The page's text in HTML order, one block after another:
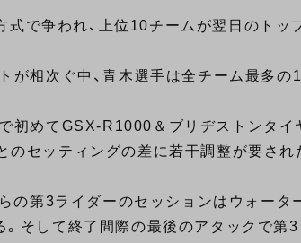
で争われ、上位10チームが翌日のト
が相次ぐ中、青木選手は全チーム最多
初めてGSX-R1000＆ブリヂストンタイ
セッティングの差に若干調整が要され
の第3ライダーのセッションはウォータ
そして終了間際の最後のアタックで第